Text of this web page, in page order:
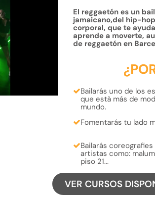
El reggaetón es un
jamaicano,del hip-
corporal, que te
aprende a moverte,
de reggaetón en
Bailarás uno de los
que està más de
mundo.
Fomentarás tu lado
Bailarás
artistas como:
piso 21...
VER CURSOS